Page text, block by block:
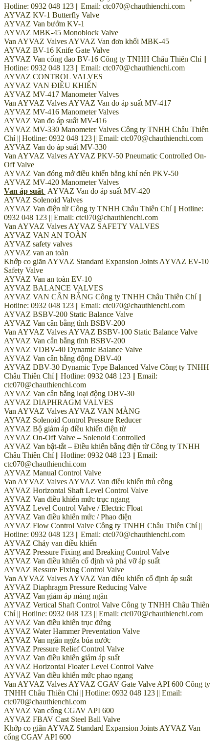
Hotline: 0932 048 123 || Email: ctc070@chauthienchi.com
AYVAZ KV-1 Butterfly Valve
AYVAZ Van bướm KV-1
AYVAZ MBK-45 Monoblock Valve
Van AYVAZ Valves AYVAZ Van đơn khối MBK-45
AYVAZ BV-16 Knife Gate Valve
AYVAZ Van cổng dao BV-16 Công ty TNHH Châu Thiên Chí ||
Hotline: 0932 048 123 || Email: ctc070@chauthienchi.com
AYVAZ CONTROL VALVES
AYVAZ VAN ĐIỀU KHIỂN
AYVAZ MV-417 Manometer Valves
Van AYVAZ Valves AYVAZ Van đo áp suất MV-417
AYVAZ MV-416 Manometer Valves
AYVAZ Van đo áp suất MV-416
AYVAZ MV-330 Manometer Valves Công ty TNHH Châu Thiên
Chí || Hotline: 0932 048 123 || Email: ctc070@chauthienchi.com
AYVAZ Van đo áp suất MV-330
Van AYVAZ Valves AYVAZ PKV-50 Pneumatic Controlled On-
Off Valve
AYVAZ Van đóng mở điều khiển bằng khí nén PKV-50
AYVAZ MV-420 Manometer Valves
Van áp suất AYVAZ Van đo áp suất MV-420
AYVAZ Solenoid Valves
AYVAZ Van điện từ Công ty TNHH Châu Thiên Chí || Hotline:
0932 048 123 || Email: ctc070@chauthienchi.com
Van AYVAZ Valves AYVAZ SAFETY VALVES
AYVAZ VAN AN TOÀN
AYVAZ safety valves
AYVAZ van an toàn
Khớp co giãn AYVAZ Standard Expansion Joints AYVAZ EV-10
Safety Valve
AYVAZ Van an toàn EV-10
AYVAZ BALANCE VALVES
AYVAZ VAN CÂN BẰNG Công ty TNHH Châu Thiên Chí ||
Hotline: 0932 048 123 || Email: ctc070@chauthienchi.com
AYVAZ BSBV-200 Static Balance Valve
AYVAZ Van cân bằng tĩnh BSBV-200
Van AYVAZ Valves AYVAZ BSBV-100 Static Balance Valve
AYVAZ Van cân bằng tĩnh BSBV-200
AYVAZ VDBV-40 Dynamic Balance Valve
AYVAZ Van cân bằng động DBV-40
AYVAZ DBV-30 Dynamic Type Balanced Valve Công ty TNHH
Châu Thiên Chí || Hotline: 0932 048 123 || Email:
ctc070@chauthienchi.com
AYVAZ Van cân bằng loại động DBV-30
AYVAZ DIAPHRAGM VALVES
Van AYVAZ Valves AYVAZ VAN MÀNG
AYVAZ Solenoid Control Pressure Reducer
AYVAZ Bộ giảm áp điều khiển điện từ
AYVAZ On-Off Valve – Solenoid Controlled
AYVAZ Van bật-tắt – Điều khiển bằng điện từ Công ty TNHH
Châu Thiên Chí || Hotline: 0932 048 123 || Email:
ctc070@chauthienchi.com
AYVAZ Manual Control Valve
Van AYVAZ Valves AYVAZ Van điều khiển thủ công
AYVAZ Horizontal Shaft Level Control Valve
AYVAZ Van điều khiển mức trục ngang
AYVAZ Level Control Valve / Electric Float
AYVAZ Van điều khiển mức / Phao điện
AYVAZ Flow Control Valve Công ty TNHH Châu Thiên Chí ||
Hotline: 0932 048 123 || Email: ctc070@chauthienchi.com
AYVAZ Chảy van điều khiển
AYVAZ Pressure Fixing and Breaking Control Valve
AYVAZ Van điều khiển cố định và phá vỡ áp suất
AYVAZ Ressure Fixing Control Valve
Van AYVAZ Valves AYVAZ Van điều khiển cố định áp suất
AYVAZ Diaphragm Pressure Reducing Valve
AYVAZ Van giảm áp màng ngăn
AYVAZ Vertical Shaft Control Valve Công ty TNHH Châu Thiên
Chí || Hotline: 0932 048 123 || Email: ctc070@chauthienchi.com
AYVAZ Van điều khiển trục đứng
AYVAZ Water Hammer Preventation Valve
AYVAZ Van ngăn ngừa búa nước
AYVAZ Pressure Relief Control Valve
AYVAZ Van điều khiển giảm áp suất
AYVAZ Horizontal Floater Level Control Valve
AYVAZ Van điều khiển mức phao ngang
Van AYVAZ Valves AYVAZ CGAV Gate Valve API 600 Công ty
TNHH Châu Thiên Chí || Hotline: 0932 048 123 || Email:
ctc070@chauthienchi.com
AYVAZ Van cổng CGAV API 600
AYVAZ FBAV Cast Steel Ball Valve
Khớp co giãn AYVAZ Standard Expansion Joints AYVAZ Van
cổng CGAV API 600